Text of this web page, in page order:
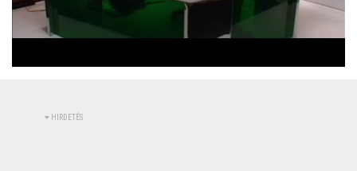
kikapcsolva
0%
0%
HIRDETÉS